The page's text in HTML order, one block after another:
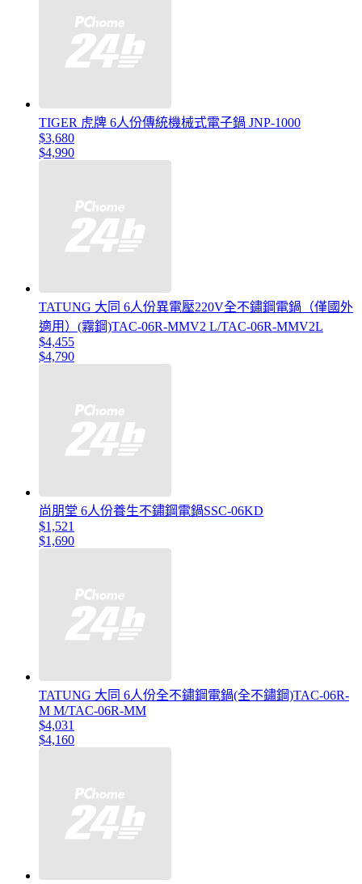
TIGER 虎牌 6人份傳統機械式電子鍋 JNP-1000
$3,680
$4,990
TATUNG 大同 6人份異電壓220V全不鏽鋼電鍋（僅國外
適用）(霧鋼)TAC-06R-MMV2 L/TAC-06R-MMV2L
$4,455
$4,790
尚朋堂 6人份養生不鏽鋼電鍋SSC-06KD
$1,521
$1,690
TATUNG 大同 6人份全不鏽鋼電鍋(全不鏽鋼)TAC-06R-
M M/TAC-06R-MM
$4,031
$4,160